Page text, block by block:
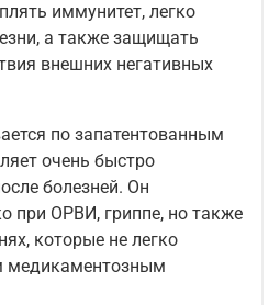
иммунитет, легко
а также защищать
внешних негативных
по запатентованным
очень быстро
болезней. Он
при ОРВИ, гриппе, но также
которые не легко
медикаментозным